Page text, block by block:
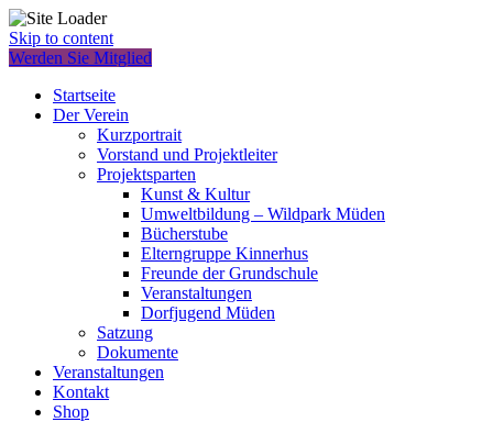
Skip to content
Werden Sie Mitglied
Startseite
Der Verein
Kurzportrait
Vorstand und Projektleiter
Projektsparten
Kunst & Kultur
Umweltbildung – Wildpark Müden
Bücherstube
Elterngruppe Kinnerhus
Freunde der Grundschule
Veranstaltungen
Dorfjugend Müden
Satzung
Dokumente
Veranstaltungen
Kontakt
Shop